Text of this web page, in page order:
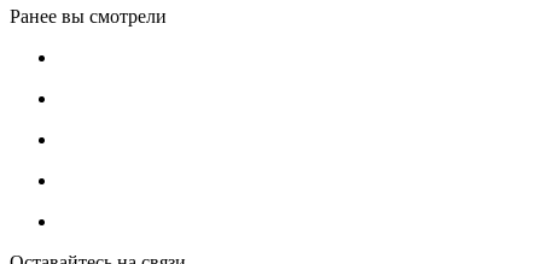
Ранее вы смотрели